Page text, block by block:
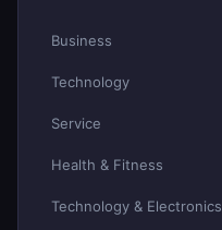
Business
Technology
Service
Health & Fitness
Technology & Electronics